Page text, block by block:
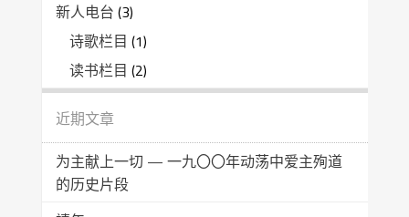
新人电台 (3)
诗歌栏目 (1)
读书栏目 (2)
近期文章
为主献上一切 — 一九〇〇年动荡中爱主殉道
的历史片段